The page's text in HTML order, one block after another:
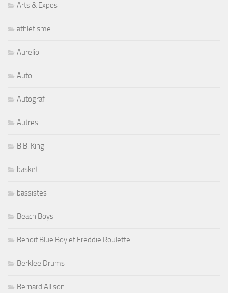
Arts & Expos
athletisme
Aurelio
Auto
Autograf
Autres
B.B. King
basket
bassistes
Beach Boys
Benoit Blue Boy et Freddie Roulette
Berklee Drums
Bernard Allison